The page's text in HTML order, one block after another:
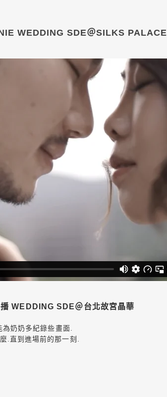
WEDDING SDE＠SILKS PALACE
WEDDING SDE＠台北故宮晶華
奶奶多紀錄些畫面.
.直到進場前的那一刻.